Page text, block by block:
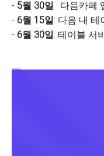
- 5월 30일 : 다음카페
- 6월 15일: 다음 내 테
- 6월 30일: 테이블 서